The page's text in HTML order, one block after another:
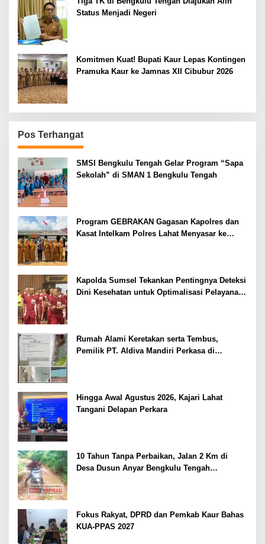
Status Menjadi Negeri
Komitmen Kuat! Bupati Kaur Lepas Kontingen
Pramuka Kaur ke Jamnas XII Cibubur 2026
Pos Terhangat
SMSI Bengkulu Tengah Gelar Program “Sapa
Sekolah” di SMAN 1 Bengkulu Tengah
Program GEBRAKAN Gagasan Kapolres dan
Kasat Intelkam Polres Lahat Menyasar ke
Kapolda Sumsel Tekankan Pentingnya Deteksi
Dini Kesehatan untuk Optimalisasi Pelayanan
Rumah Alami Keretakan serta Tembus,
Pemilik PT. Aldiva Mandiri Perkasa di
Hingga Awal Agustus 2026, Kajari Lahat
Tangani Delapan Perkara
10 Tahun Tanpa Perbaikan, Jalan 2 Km di
Desa Dusun Anyar Bengkulu Tengah
Fokus Rakyat, DPRD dan Pemkab Kaur Bahas
KUA-PPAS 2027